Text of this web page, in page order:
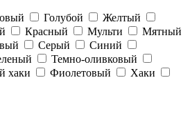
Голубой
Желтый
Красный Мульти
Мятный
Серый
Синий
Темно-оливковый
хаки Фиолетовый
Хаки